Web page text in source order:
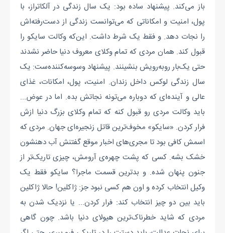
باز می‌کند. پیشنهاد ساده بود: یک سال زندگی در آلکاتراز، با
پول، امنیت و امکاناتی که می‌توانست زندگی از دست‌رفته‌اش
را نجات دهد. و فقط یک شرط داشت. این‌که وکالت سایکو را
قبول کند. همان مردی که تمام وکلای معروف دنیا حاضر نشدند
حتی یک‌بار روبه‌رویش بنشینند. پیشنهاد وسوسه‌کننده‌ست: یک
سال زندگی لوکس داخل زندان. امنیت، پول، امکانات، غذای
عالی و آینده‌ای که دوباره می‌تونه نجاتش بده. اما در عوض...
باید وکالت مردی رو قبول کنه که تمام وکلای بزرگ دنیا ازش
فرار کردن. «سایکو» مخوف‌ترین قاتل زنجیره‌ای جهان. مردی که
اسمش کافی بود تا مجری‌های اخبار موقع گفتنش آب دهنشون
خشک بشه. کسی که پشت چهره‌ی آرومش، چیزی تاریک‌تر از
جنون پنهان شده. و بدترین قسمت ماجرا؟ سایکو فقط یک
وکیل انتخاب کرده و اون هم کسی نبود جز: ژاکلین! حالا ژاکلین
باید بین دو چیز انتخاب کند: فرار کردن... یا نزدیک شدن به
مردی که شاید خطرناک‌ترین هیولای دنیا باشد. چون گاهی